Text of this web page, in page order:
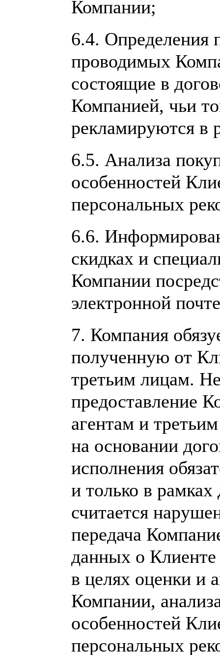
Компании;
6.4. Определения
проводимых
состоящие в
Компанией, чьи
рекламируются в
6.5. Анализа
особенностей
персональных
6.6.
скидках и
Компании
электронной
7. Компания
полученную от
третьим лицам.
предоставление
агентам и
на основании
исполнения
и только в
считается
передача
данных о
в целях оценки и
Компании,
особенностей
персональных